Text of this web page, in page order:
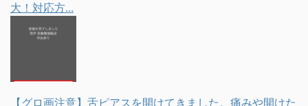
大！対応方...
【グロ画注意】舌ピアスを開けてきました。痛みや開けた